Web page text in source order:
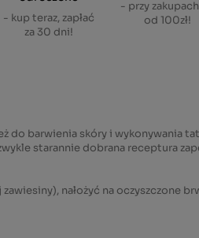
- kup teraz, zapłać
za 30 dni!
- przy
od 100zł!
do barwienia skóry i wykonywania
starannie dobrana receptura
nałożyć na oczyszczone